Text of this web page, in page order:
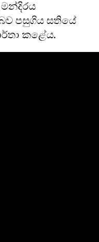
පසුගිය සතියේ
කළේය.